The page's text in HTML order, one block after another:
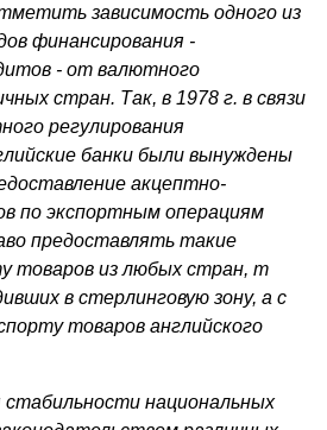
зависимость одного из
финансирования -
- от ва­лютного
стран. Так, в 1978 г. в связи
регулирования
банки были вынуждены
акцептно-
по экспортным операциям
предоставлять такие
товаров из любых стран, т
в стерлинговую зону, а с
товаров английского
стабильности национальных